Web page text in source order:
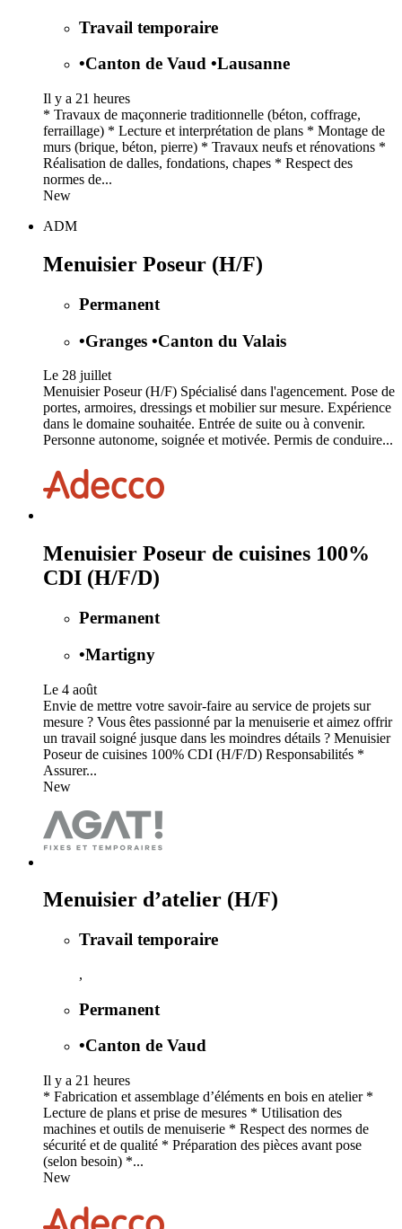
Travail temporaire
•Canton de Vaud •Lausanne
Il y a 21 heures
* Travaux de maçonnerie traditionnelle (béton, coffrage,
ferraillage) * Lecture et interprétation de plans * Montage de
murs (brique, béton, pierre) * Travaux neufs et rénovations *
Réalisation de dalles, fondations, chapes * Respect des
normes de...
New
ADM
Menuisier Poseur (H/F)
Permanent
•Granges •Canton du Valais
Le 28 juillet
Menuisier Poseur (H/F) Spécialisé dans l'agencement. Pose de
portes, armoires, dressings et mobilier sur mesure. Expérience
dans le domaine souhaitée. Entrée de suite ou à convenir.
Personne autonome, soignée et motivée. Permis de conduire...
Menuisier Poseur de cuisines 100%
CDI (H/F/D)
Permanent
•Martigny
Le 4 août
Envie de mettre votre savoir-faire au service de projets sur
mesure ? Vous êtes passionné par la menuiserie et aimez offrir
un travail soigné jusque dans les moindres détails ? Menuisier
Poseur de cuisines 100% CDI (H/F/D) Responsabilités *
Assurer...
New
Menuisier d’atelier (H/F)
Travail temporaire
,
Permanent
•Canton de Vaud
Il y a 21 heures
* Fabrication et assemblage d’éléments en bois en atelier *
Lecture de plans et prise de mesures * Utilisation des
machines et outils de menuiserie * Respect des normes de
sécurité et de qualité * Préparation des pièces avant pose
(selon besoin) *...
New